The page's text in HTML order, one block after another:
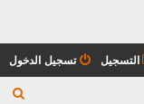
تسجيل الدخول التسجيل
ب